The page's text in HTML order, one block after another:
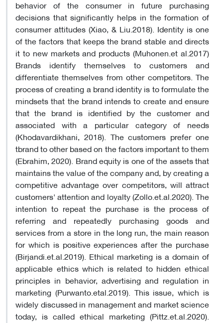
behavior of the consumer in future purchasing
decisions that significantly helps in the formation of
consumer attitudes (Xiao, & Liu.2018). Identity is one
of the factors that keeps the brand stable and directs
it to new markets and products (Muhonen.et al.2017)
Brands identify themselves to customers and
differentiate themselves from other competitors. The
process of creating a brand identity is to formulate the
mindsets that the brand intends to create and ensure
that the brand is identified by the customer and
associated with a particular category of needs
(Khodavardikhani, 2018). The customers prefer one
tbrand to other based on the factors important to them
(Ebrahim, 2020). Brand equity is one of the assets that
maintains the value of the company and, by creating a
competitive advantage over competitors, will attract
customers' attention and loyalty (Zollo.et.al.2020). The
intention to repeat the purchase is the process of
referring and repeatedly purchasing goods and
services from a store in the long run, the main reason
for which is positive experiences after the purchase
(Birjandi.et.al.2019). Ethical marketing is a domain of
applicable ethics which is related to hidden ethical
principles in behavior, advertising and regulation in
marketing (Purwanto.etal.2019). This issue, which is
widely discussed in management and market science
today, is called ethical marketing (Pittz.et.al.2020).